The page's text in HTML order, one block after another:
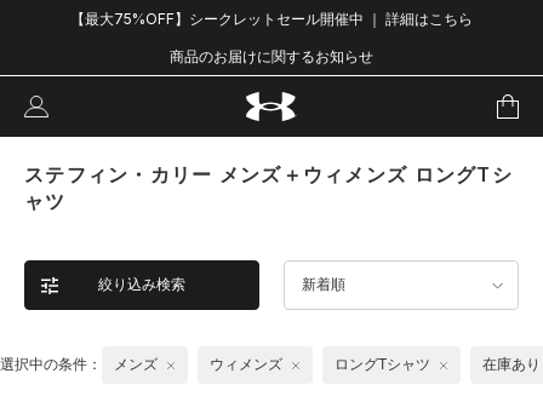
【最大75%OFF】シークレットセール開催中 ｜ 詳細はこちら
商品のお届けに関するお知らせ
ステフィン・カリー メンズ＋ウィメンズ ロングTシ
ャツ
絞り込み検索 新着順
選択中の条件： メンズ ウィメンズ ロングTシャツ 在庫あり